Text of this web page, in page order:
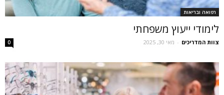
רפואה ובריאות
לימודי ייעוץ משפחתי
צוות המדריכים - מאי 30, 2025 0